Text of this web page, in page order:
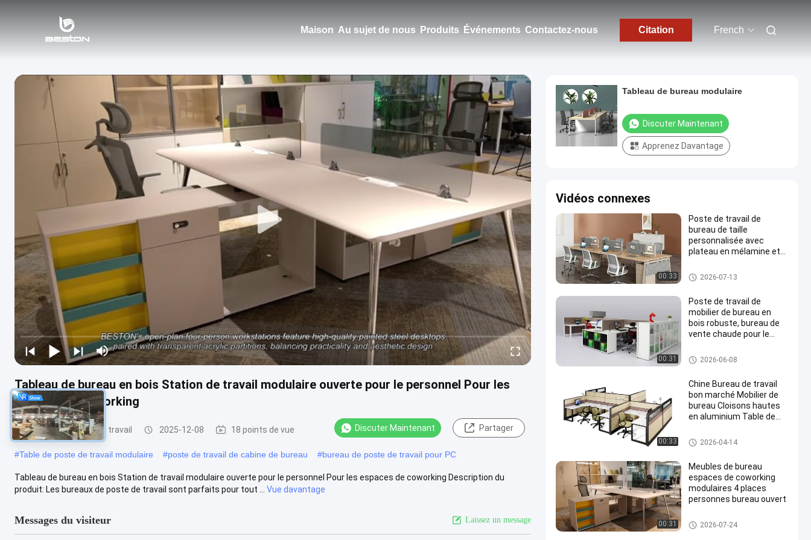
Maison Au sujet de nous Produits Événements Contactez-nous Citation French
Tableau de bureau en bois Station de travail modulaire ouverte pour le personnel Pour les
espaces de coworking
Bureaux de poste de travail 2025-12-08 18 points de vue Discuter Maintenant Partager
#Table de poste de travail modulaire #poste de travail de cabine de bureau #bureau de poste de travail pour PC
Tableau de bureau en bois Station de travail modulaire ouverte pour le personnel Pour les espaces de coworking Description du
produit: Les bureaux de poste de travail sont parfaits pour tout ...
Vue davantage
Messages du visiteur Laissez un message
Tableau de bureau modulaire
Discuter Maintenant
Apprenez Davantage
Vidéos connexes
00:33
Poste de travail de
bureau de taille
personnalisée avec
plateau en mélamine et
mobilier de bureau
modulaire
Bureaux de poste de travail
2026-07-13
00:31
Poste de travail de
mobilier de bureau en
bois robuste, bureau de
vente chaude pour le
d'ordinateur pour le
personnel
Bureaux de poste de travail
2026-06-08
00:33
Chine Bureau de travail
bon marché Mobilier de
bureau Cloisons hautes
en aluminium Table de
Bureaux de poste de travail
2026-04-14
00:31
Meubles de bureau
espaces de coworking
modulaires 4 places
personnes bureau ouvert
Bureaux de poste de travail
2026-07-24